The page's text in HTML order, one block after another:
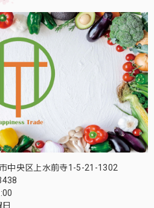
中央区上水前寺1-5-21-1302